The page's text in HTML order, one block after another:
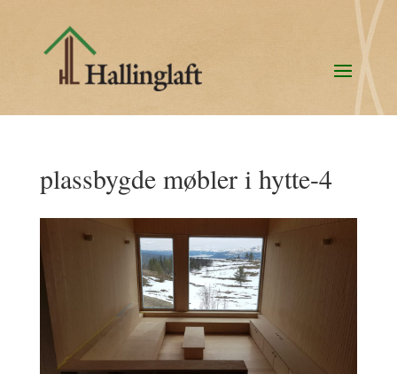
plassbygde møbler i hytte-4